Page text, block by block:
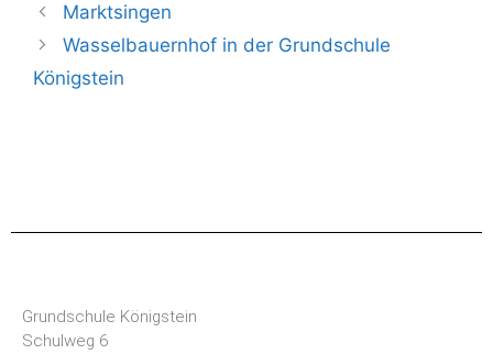
Marktsingen
Wasselbauernhof in der Grundschule
Königstein
Grundschule Königstein
Schulweg 6